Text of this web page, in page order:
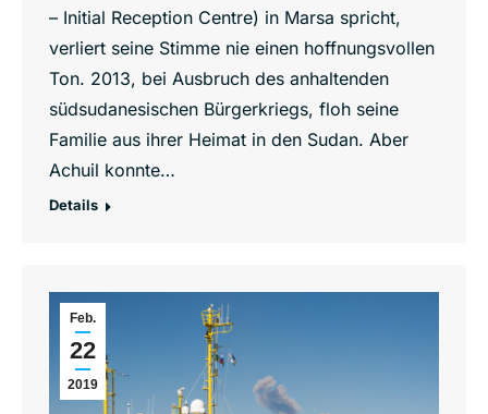
– Initial Reception Centre) in Marsa spricht,
verliert seine Stimme nie einen hoffnungsvollen
Ton. 2013, bei Ausbruch des anhaltenden
südsudanesischen Bürgerkriegs, floh seine
Familie aus ihrer Heimat in den Sudan. Aber
Achuil konnte…
Details
Feb.
22
2019